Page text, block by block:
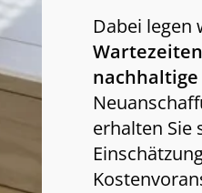
Dabei legen
nachhaltige
erhalten Sie